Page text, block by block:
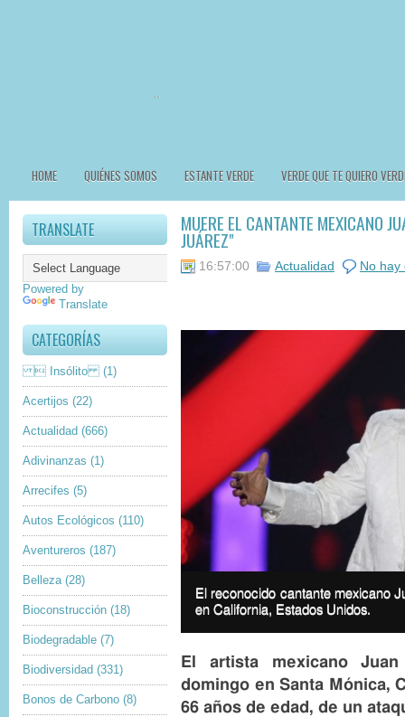
HOME QUIÉNES SOMOS ESTANTE VERDE VERDE QUE TE QUIERO
TRANSLATE
Powered by
Translate
CATEGORÍAS
 Insólito (1)
Acertijos (22)
Actualidad (666)
Adivinanzas (1)
Arrecifes (5)
Autos Ecológicos (110)
Aventureros (187)
Belleza (28)
Bioconstrucción (18)
Biodegradable (7)
Biodiversidad (331)
Bonos de Carbono (8)
MUERE EL CANTANTE MEXICANO
JUÁREZ"
16:57:00 Actualidad No hay
e
o
p
y
r
I
m
g
a
p
t
El reconocido cantante mexicano
en California, Estados Unidos.
El artista mexicano
domingo en Santa Mónica,
66 años de edad, de un